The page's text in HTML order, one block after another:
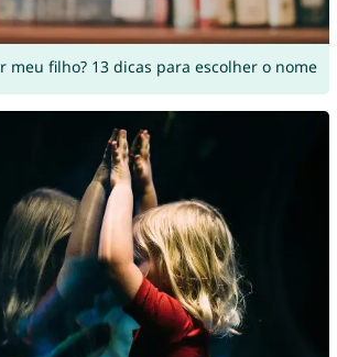
meu filho? 13 dicas para escolher o nome